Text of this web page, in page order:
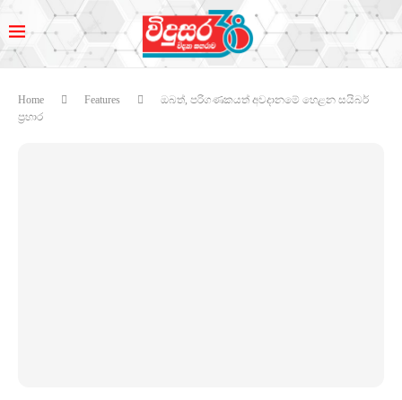
Home Features
ඔබත්, පරිගණකයත් අවදානමේ හෙළන සයිබර්
ප්‍රහාර